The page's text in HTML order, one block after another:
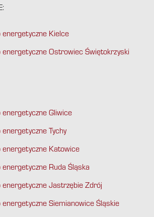
Kielce
Ostrowiec Świętokrzyski
Gliwice
Tychy
Katowice
Ruda Śląska
Jastrzębie Zdrój
Siemianowice Śląskie